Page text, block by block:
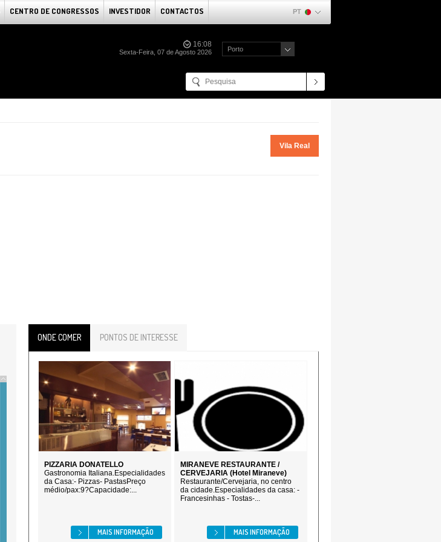
CENTRO DE CONGRESSOS INVESTIDOR CONTACTOS PT
16:08
Sexta-Feira, 07 de Agosto 2026 Porto
Vila Real
ONDE COMER PONTOS DE INTERESSE
PIZZARIA DONATELLO
Gastronomia Italiana.Especialidades
da Casa:- Pizzas- PastasPreço
médio/pax:9?Capacidade:...
MAIS INFORMAÇÃO
MIRANEVE RESTAURANTE /
CERVEJARIA (Hotel Miraneve)
Restaurante/Cervejaria, no centro
da cidade.Especialidades da casa: -
Francesinhas - Tostas-...
MAIS INFORMAÇÃO